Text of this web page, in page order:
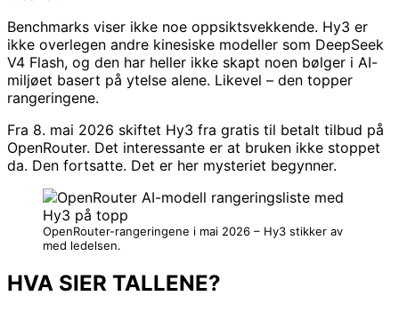
Benchmarks viser ikke noe oppsiktsvekkende. Hy3 er
ikke overlegen andre kinesiske modeller som DeepSeek
V4 Flash, og den har heller ikke skapt noen bølger i AI-
miljøet basert på ytelse alene. Likevel – den topper
rangeringene.
Fra 8. mai 2026 skiftet Hy3 fra gratis til betalt tilbud på
OpenRouter. Det interessante er at bruken ikke stoppet
da. Den fortsatte. Det er her mysteriet begynner.
OpenRouter-rangeringene i mai 2026 – Hy3 stikker av
med ledelsen.
HVA SIER TALLENE?